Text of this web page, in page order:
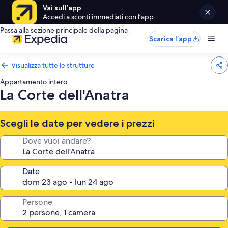
Vai sull’app
Accedi a sconti immediati con l’app
Passa alla sezione principale della pagina
Scarica l’app
Visualizza tutte le strutture
Appartamento intero
La Corte dell'Anatra
Scegli le date per vedere i prezzi
Dove vuoi andare?
Date
Persone